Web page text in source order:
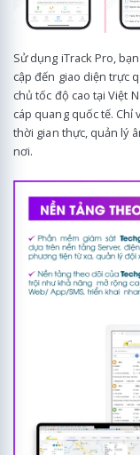
Sử dụng iTrack Pro,
cập đến giao diện trực
chủ tốc độ cao tại Việt
cáp quang quốc tế. Chỉ
thời gian thực, quản lý
nơi.